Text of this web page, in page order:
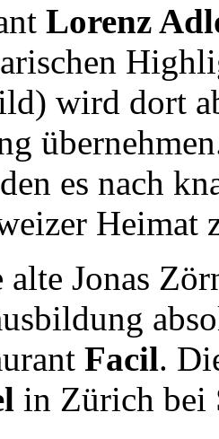
Lorenz
wird dort
es nach
Heimat
alte Jonas
Facil.
in Zürich bei